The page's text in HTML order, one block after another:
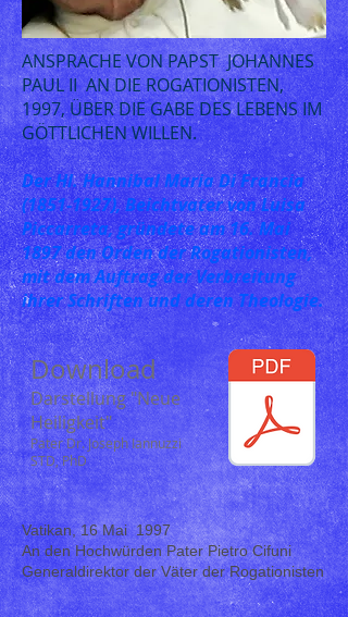
ANSPRACHE VON PAPST JOHANNES
PAUL IIAN DIEROGATIONISTEN,
1997, ÜBER DIE GABE DES LEBENS IM
GÖTTLICHEN WILLEN.
Der Hl. Hannibal Maria Di Francia
(1851-1927), Beichtvater von Luisa
Piccarreta, gründete am 16. Mai
1897 den Orden der Rogationisten,
mit dem Auftrag der Verbreitung
ihrer Schriften und deren Theologie.
Download
Darstellung "Neue
Heiligkeit"
Pater Dr. Joseph Iannuzzi
STD, PhD
Vatikan, 16 Mai 1997
An den Hochwürden Pater Pietro Cifuni
Generaldirektor der Väter der Rogationisten